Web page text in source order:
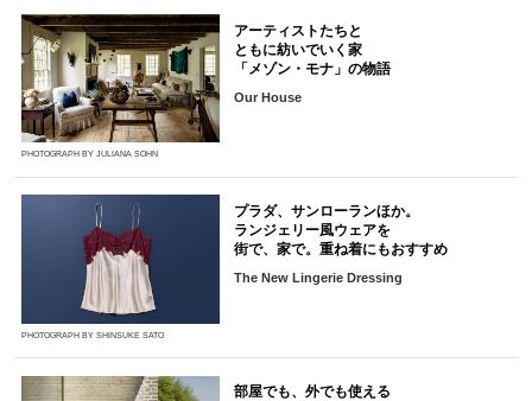
PHOTOGRAPH BY JULIANA SOHN
アーティストたちと
ともに紡いでいく家
「メゾン・モナ」の物語
Our House
PHOTOGRAPH BY SHINSUKE SATO
プラダ、サンローランほか。
ランジェリー風ウェアを
街で、家で。重ね着にもおすすめ
The New Lingerie Dressing
部屋でも、外でも使える